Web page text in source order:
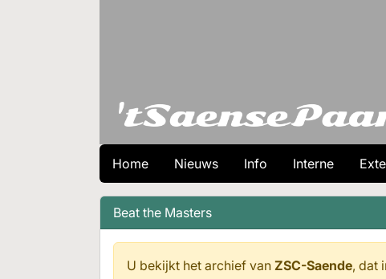
Home Nieuws Info Interne
Beat the Masters
U bekijkt het archief van ZSC-Saende, dat